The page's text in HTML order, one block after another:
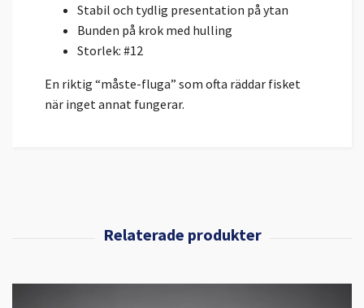
Stabil och tydlig presentation på ytan
Bunden på krok med hulling
Storlek: #12
En riktig “måste-fluga” som ofta räddar fisket
när inget annat fungerar.